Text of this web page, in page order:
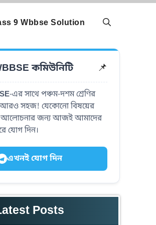
9 Wbbse Solution
কমিউনিটি 📌
-এর সাথে পঞ্চম-দশম শ্রেণির
সহজ! যেকোনো বিষয়ের
আলোচনার জন্য আজই আমাদের
যোগ দিন।
এখনই যোগ দিন
Posts